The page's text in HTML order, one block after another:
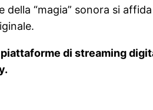
della “magia” sonora si
di streaming